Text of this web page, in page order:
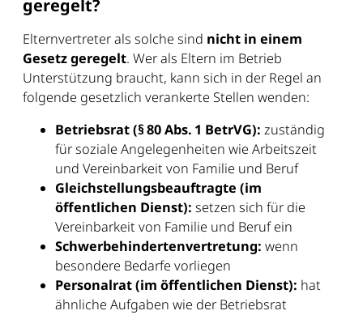
geregelt?
Elternvertreter als solche sind nicht in einem
Gesetz geregelt. Wer als Eltern im Betrieb
Unterstützung braucht, kann sich in der Regel an
folgende gesetzlich verankerte Stellen wenden:
Betriebsrat (§ 80 Abs. 1 BetrVG): zuständig
für soziale Angelegenheiten wie Arbeitszeit
und Vereinbarkeit von Familie und Beruf
Gleichstellungsbeauftragte (im
öffentlichen Dienst): setzen sich für die
Vereinbarkeit von Familie und Beruf ein
Schwerbehindertenvertretung: wenn
besondere Bedarfe vorliegen
Personalrat (im öffentlichen Dienst): hat
ähnliche Aufgaben wie der Betriebsrat